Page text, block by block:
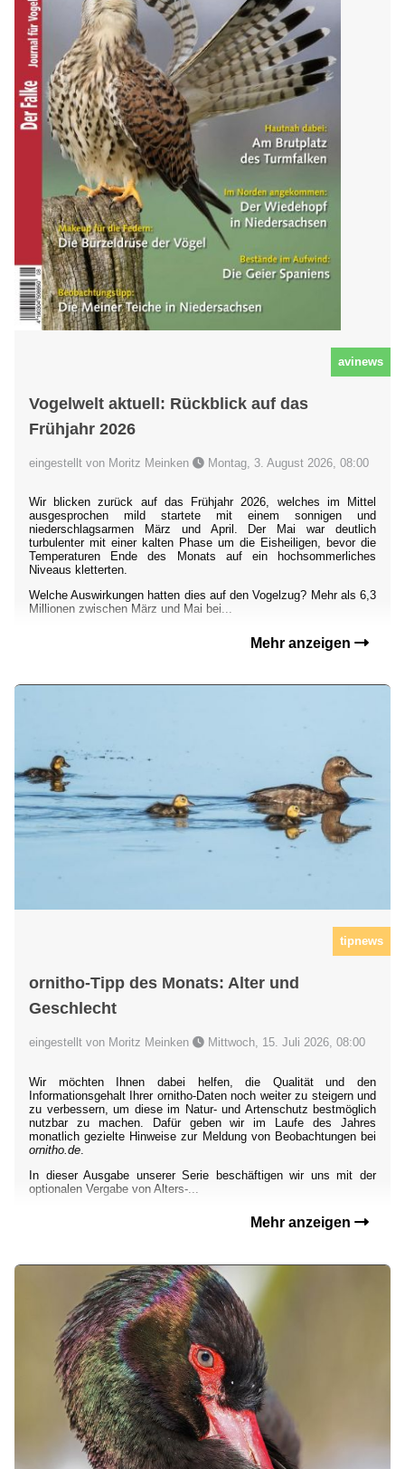
avinews
Vogelwelt aktuell: Rückblick auf das
Frühjahr 2026
eingestellt von Moritz Meinken Montag, 3. August 2026, 08:00
Wir blicken zurück auf das Frühjahr 2026, welches im Mittel
ausgesprochen mild startete mit einem sonnigen und
niederschlagsarmen März und April. Der Mai war deutlich
turbulenter mit einer kalten Phase um die Eisheiligen, bevor die
Temperaturen Ende des Monats auf ein hochsommerliches
Niveaus kletterten.
Welche Auswirkungen hatten dies auf den Vogelzug? Mehr als 6,3
Millionen zwischen März und Mai bei...
Mehr anzeigen
tipnews
ornitho-Tipp des Monats: Alter und
Geschlecht
eingestellt von Moritz Meinken Mittwoch, 15. Juli 2026, 08:00
Wir möchten Ihnen dabei helfen, die Qualität und den
Informationsgehalt Ihrer ornitho-Daten noch weiter zu steigern und
zu verbessern, um diese im Natur- und Artenschutz bestmöglich
nutzbar zu machen. Dafür geben wir im Laufe des Jahres
monatlich gezielte Hinweise zur Meldung von Beobachtungen bei
ornitho.de.
In dieser Ausgabe unserer Serie beschäftigen wir uns mit der
optionalen Vergabe von Alters-...
Mehr anzeigen